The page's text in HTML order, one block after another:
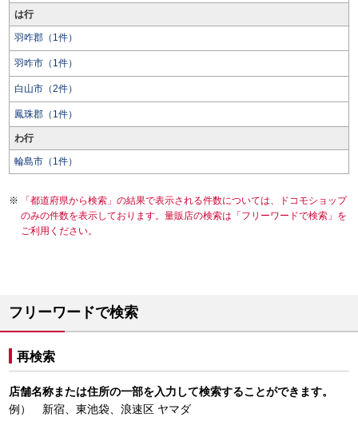
は行
羽咋郡（1件）
羽咋市（1件）
白山市（2件）
鳳珠郡（1件）
わ行
輪島市（1件）
「都道府県から検索」の結果で表示される件数については、ドコモショップ
のみの件数を表示しております。量販店の検索は「フリーワードで検索」を
ご利用ください。
フリーワードで検索
再検索
店舗名称または住所の一部を入力して検索することができます。
例） 新宿、東池袋、浪速区 ヤマダ